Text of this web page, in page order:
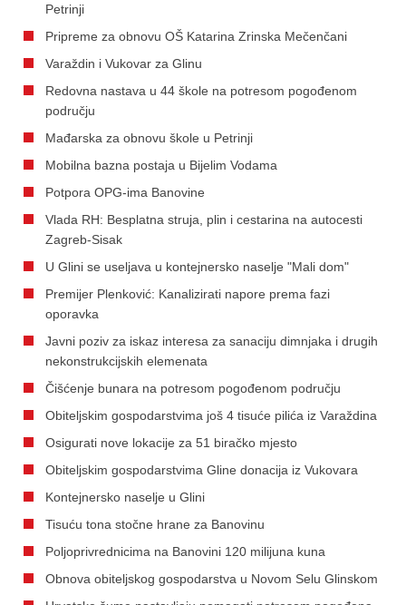
Petrinji
Pripreme za obnovu OŠ Katarina Zrinska Mečenčani
Varaždin i Vukovar za Glinu
Redovna nastava u 44 škole na potresom pogođenom
području
Mađarska za obnovu škole u Petrinji
Mobilna bazna postaja u Bijelim Vodama
Potpora OPG-ima Banovine
Vlada RH: Besplatna struja, plin i cestarina na autocesti
Zagreb-Sisak
U Glini se useljava u kontejnersko naselje "Mali dom"
Premijer Plenković: Kanalizirati napore prema fazi
oporavka
Javni poziv za iskaz interesa za sanaciju dimnjaka i drugih
nekonstrukcijskih elemenata
Čišćenje bunara na potresom pogođenom području
Obiteljskim gospodarstvima još 4 tisuće pilića iz Varaždina
Osigurati nove lokacije za 51 biračko mjesto
Obiteljskim gospodarstvima Gline donacija iz Vukovara
Kontejnersko naselje u Glini
Tisuću tona stočne hrane za Banovinu
Poljoprivrednicima na Banovini 120 milijuna kuna
Obnova obiteljskog gospodarstva u Novom Selu Glinskom